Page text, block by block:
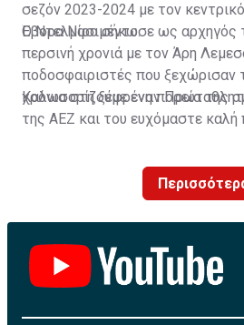
σεζόν 2023-2024 με τον
Έβορα Νασιμέντο.
Ο Ντελμίρο σήκωσε ως αρχηγός
περσινή χρονιά με τον Άρη
ποδοσφαιριστές που ξεχώρισαν
χρόνια στη ξέφρενη πορεία της
Καλωσορίζουμε έναν
της ΑΕΖ και του ευχόμαστε καλή